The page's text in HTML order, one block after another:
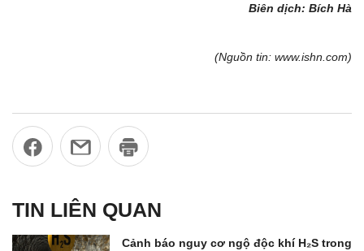
Biên dịch: Bích Hà
(Nguồn tin: www.ishn.com)
TIN LIÊN QUAN
Cảnh báo nguy cơ ngộ độc khí H₂S trong